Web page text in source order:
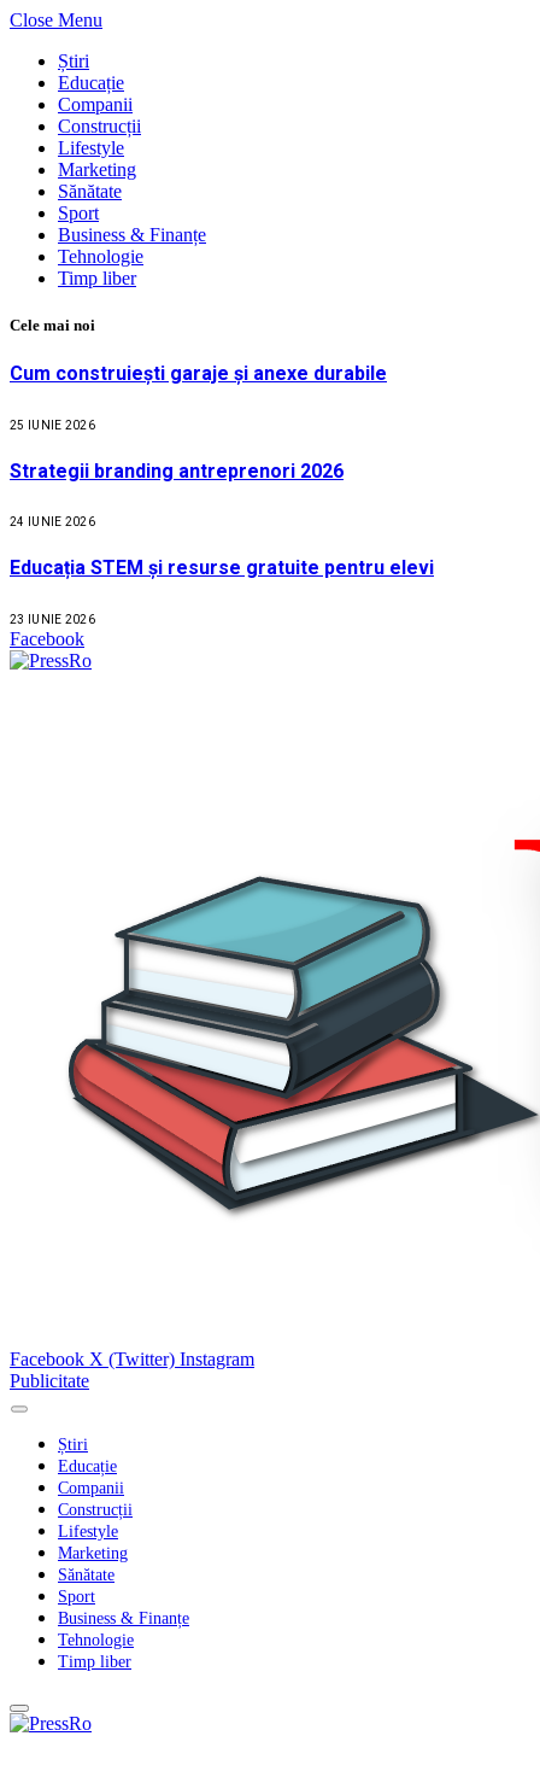
Close Menu
Știri
Educație
Companii
Construcții
Lifestyle
Marketing
Sănătate
Sport
Business & Finanțe
Tehnologie
Timp liber
Cele mai noi
Cum construiești garaje și anexe durabile
25 IUNIE 2026
Strategii branding antreprenori 2026
24 IUNIE 2026
Educația STEM și resurse gratuite pentru elevi
23 IUNIE 2026
Facebook
Facebook X (Twitter) Instagram
Publicitate
Știri
Educație
Companii
Construcții
Lifestyle
Marketing
Sănătate
Sport
Business & Finanțe
Tehnologie
Timp liber